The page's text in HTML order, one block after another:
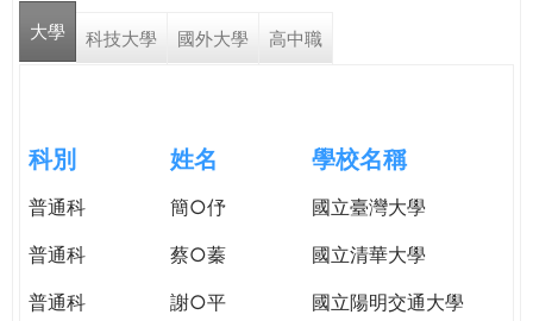
格。
e
e
r
e
大學 科技大學 國外大學 高中職
科別 姓名 學校名稱
普通科 簡○伃
國立臺灣大學
普通科
蔡○蓁
國立清華大學
普通科
謝○平
國立陽明交通大學